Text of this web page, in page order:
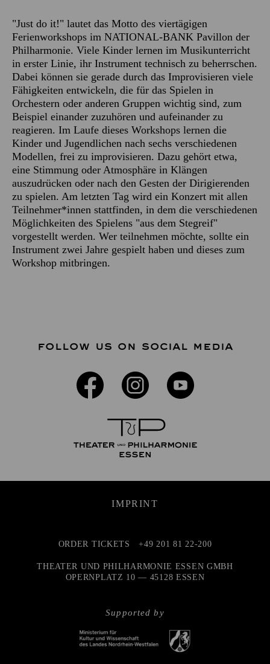
"Just do it!" lautet das Motto des viertägigen
Ferienworkshops im NATIONAL-BANK Pavillon der
Philharmonie. Viele Kinder lernen im Musikunterricht
in erster Linie, ihr Instrument technisch zu beherrschen.
Dabei können sie gerade durch das Improvisieren viele
Fähigkeiten entwickeln, die für das Spielen in
Orchestern oder anderen Gruppen wichtig sind, zum
Beispiel einander zuzuhören und aufeinander zu
reagieren. Im Laufe dieses Workshops lernen die
Kinder und Jugendlichen nach sechs verschiedenen
Modellen, frei zu improvisieren. Dazu gehört etwa,
eine Stimmung oder Atmosphäre in Klängen
auszudrücken oder nach den Gesten der Dirigierenden
zu spielen. Am letzten Tag wird ein Konzert mit allen
Teilnehmer*innen stattfinden, in dem die verschiedenen
Möglichkeiten des Spielens "aus dem Stegreif"
vorgestellt werden. Wer teilnehmen möchte, sollte ein
Instrument zwei Jahre gespielt haben und dieses zum
Workshop mitbringen.
FOLLOW US ON SOCIAL MEDIA
IMPRINT
Supported by
ORDER TICKETS +49 201 81 22-200
THEATER UND PHILHARMONIE ESSEN GMBH
OPERNPLATZ 10 — 45128 ESSEN